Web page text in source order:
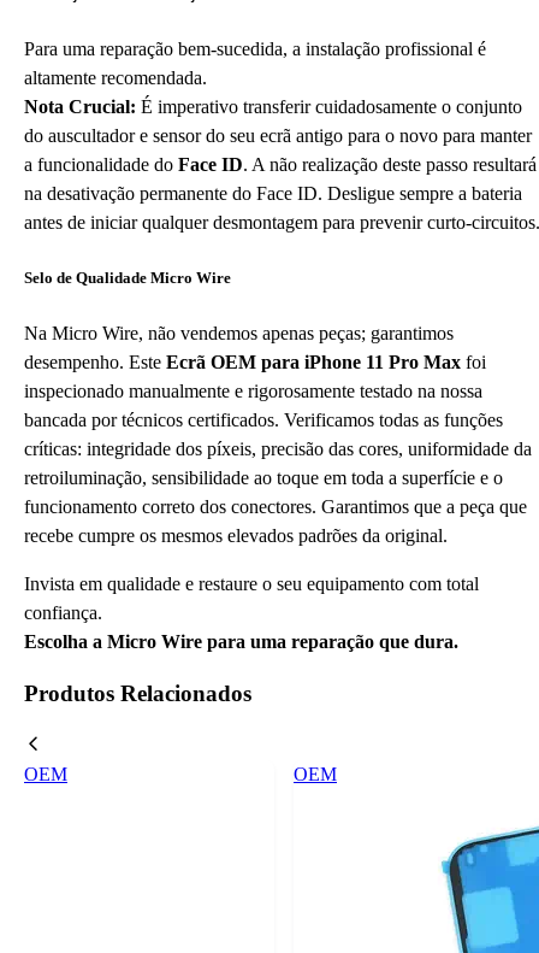
Para uma reparação bem-sucedida, a instalação profissional é
altamente recomendada.
Nota Crucial: É imperativo transferir cuidadosamente o conjunto
do auscultador e sensor do seu ecrã antigo para o novo para manter
a funcionalidade do Face ID. A não realização deste passo resultará
na desativação permanente do Face ID. Desligue sempre a bateria
antes de iniciar qualquer desmontagem para prevenir curto-circuitos.
Selo de Qualidade Micro Wire
Na Micro Wire, não vendemos apenas peças; garantimos
desempenho. Este Ecrã OEM para iPhone 11 Pro Max foi
inspecionado manualmente e rigorosamente testado na nossa
bancada por técnicos certificados. Verificamos todas as funções
críticas: integridade dos píxeis, precisão das cores, uniformidade da
retroiluminação, sensibilidade ao toque em toda a superfície e o
funcionamento correto dos conectores. Garantimos que a peça que
recebe cumpre os mesmos elevados padrões da original.
Invista em qualidade e restaure o seu equipamento com total
confiança.
Escolha a Micro Wire para uma reparação que dura.
Produtos Relacionados
OEM OEM